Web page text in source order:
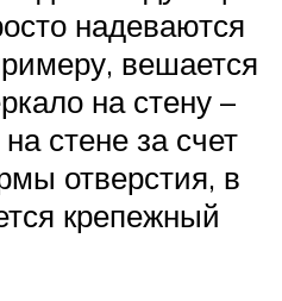
надеваются
вешается
на стену –
стене за счет
отверстия, в
крепежный